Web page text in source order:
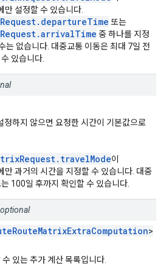
만 설정할 수 있습니다.
또는
중 하나를 지정
는 없습니다. 대중교통 이동은 최대 7일 전
있습니다.
정하지 않으면 요청한 시간이 기본값으로
이
만 과거의 시간을 지정할 수 있습니다. 대중
100일 후까지 확인할 수 있습니다.
optional
>
있는 추가 계산 목록입니다.